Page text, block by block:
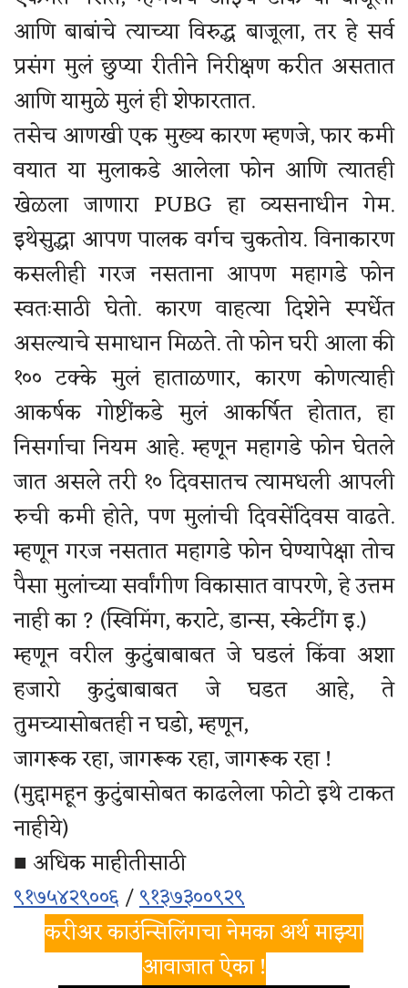
आणि बाबांचे त्याच्या विरुद्ध बाजूला, तर हे सर्व
प्रसंग मुलं छुप्या रीतीने निरीक्षण करीत असतात
आणि यामुळे मुलं ही शेफारतात.
तसेच आणखी एक मुख्य कारण म्हणजे, फार कमी
वयात या मुलाकडे आलेला फोन आणि त्यातही
खेळला जाणारा PUBG हा व्यसनाधीन गेम.
इथेसुद्धा आपण पालक वर्गच चुकतोय. विनाकारण
कसलीही गरज नसताना आपण महागडे फोन
स्वतःसाठी घेतो. कारण वाहत्या दिशेने स्पर्धेत
असल्याचे समाधान मिळते. तो फोन घरी आला की
१०० टक्के मुलं हाताळणार, कारण कोणत्याही
आकर्षक गोष्टींकडे मुलं आकर्षित होतात, हा
निसर्गाचा नियम आहे. म्हणून महागडे फोन घेतले
जात असले तरी १० दिवसातच त्यामधली आपली
रुची कमी होते, पण मुलांची दिवसेंदिवस वाढते.
म्हणून गरज नसतात महागडे फोन घेण्यापेक्षा तोच
पैसा मुलांच्या सर्वांगीण विकासात वापरणे, हे उत्तम
नाही का ? (स्विमिंग, कराटे, डान्स, स्केटींग इ.)
म्हणून वरील कुटुंबाबाबत जे घडलं किंवा अशा
हजारो कुटुंबाबाबत जे घडत आहे, ते
तुमच्यासोबतही न घडो, म्हणून,
जागरूक रहा, जागरूक रहा, जागरूक रहा !
(मुद्दामहून कुटुंबासोबत काढलेला फोटो इथे टाकत
नाहीये)
■ अधिक माहीतीसाठी
९१७५४२९००६/९१३७३००९२९
करीअर काउंन्सिलिंगचा नेमका अर्थ माझ्या
आवाजात ऐका !